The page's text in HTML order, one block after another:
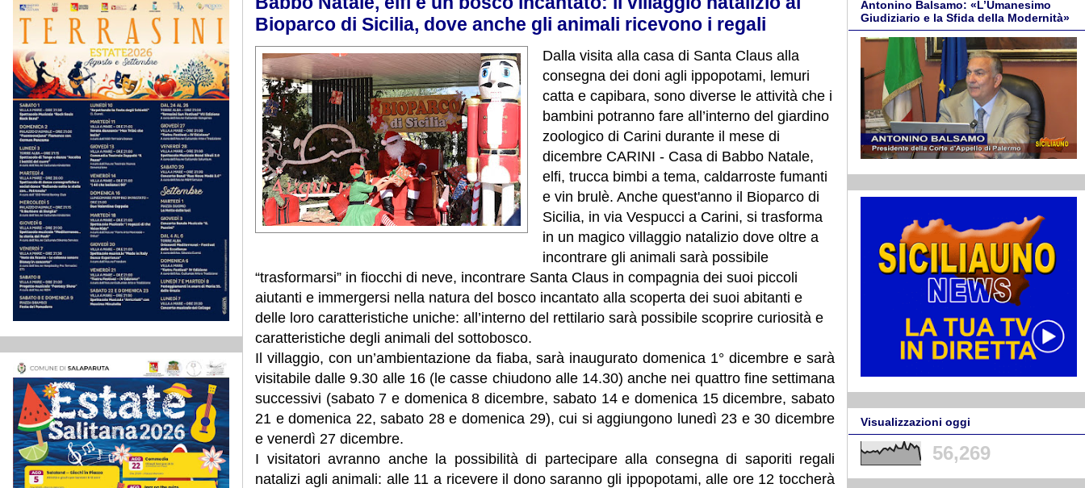
Bioparco di Sicilia, dove anche gli animali ricevono i regali
Dalla visita alla casa di Santa Claus alla
consegna dei doni agli ippopotami, lemuri
catta e capibara, sono diverse le attività che i
bambini potranno fare all’interno del giardino
zoologico di Carini durante il mese di
dicembre CARINI - Casa di Babbo Natale,
elfi, trucca bimbi a tema, caldarroste fumanti
e vin brulè. Anche quest'anno il Bioparco di
Sicilia, in via Vespucci a Carini, si trasforma
in un magico villaggio natalizio dove oltre a
incontrare gli animali sarà possibile
“trasformarsi” in fiocchi di neve, incontrare Santa Claus in compagnia dei suoi piccoli
aiutanti e immergersi nella natura del bosco incantato alla scoperta dei suoi abitanti e
delle loro caratteristiche uniche: all’interno del rettilario sarà possibile scoprire curiosità e
caratteristiche degli animali del sottobosco.
Il villaggio, con un’ambientazione da fiaba, sarà inaugurato domenica 1° dicembre e sarà
visitabile dalle 9.30 alle 16 (le casse chiudono alle 14.30) anche nei quattro fine settimana
successivi (sabato 7 e domenica 8 dicembre, sabato 14 e domenica 15 dicembre, sabato
21 e domenica 22, sabato 28 e domenica 29), cui si aggiungono lunedì 23 e 30 dicembre
e venerdì 27 dicembre.
I visitatori avranno anche la possibilità di partecipare alla consegna di saporiti regali
natalizi agli animali: alle 11 a ricevere il dono saranno gli ippopotami, alle ore 12 toccherà
Antonino Balsamo: «L’Umanesimo
Giudiziario e la Sfida della Modernità»
Visualizzazioni oggi
56,269